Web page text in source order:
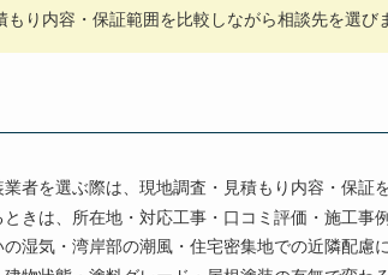
もり内容・保証範囲を比較しながら相談先を選び
者を選ぶ際は、現地調査・見積もり内容・保証
きは、所在地・対応工事・口コミ評価・施工事
湿気・湾岸部の潮風・住宅密集地での近隣配慮